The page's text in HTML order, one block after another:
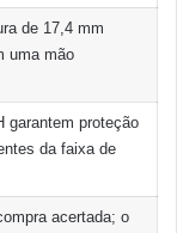
de 17,4 mm
uma mão
garantem proteção
da faixa de
acertada; o